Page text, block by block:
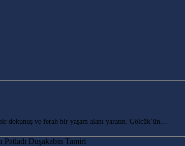
dokunuş ve ferah bir yaşam alanı yaratın. Gölcük’ün…